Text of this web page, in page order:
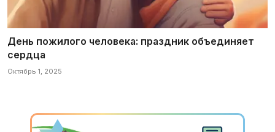
День пожилого человека: праздник объединяет
сердца
Октябрь 1, 2025